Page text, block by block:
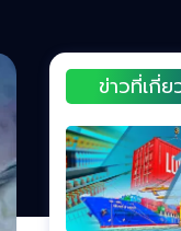
ข่าวที่เกี่